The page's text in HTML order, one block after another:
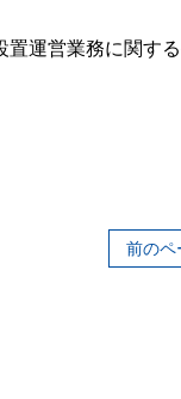
運営業務に関す
前のペ